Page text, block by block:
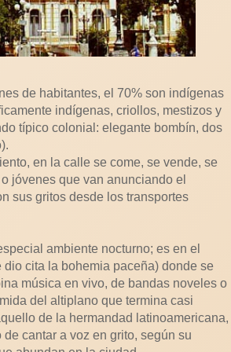
de habitantes, el 70% son indígenas
indígenas, criollos, mestizos y
típico colonial: elegante bombín, dos
en la calle se come, se vende, se
jóvenes que van anunciando el
sus gritos desde los transportes
ambiente nocturno; es en el
cita la bohemia paceña) donde se
música en vivo, de bandas noveles o
del altiplano que termina casi
de la hermandad latinoamericana,
cantar a voz en grito, según su